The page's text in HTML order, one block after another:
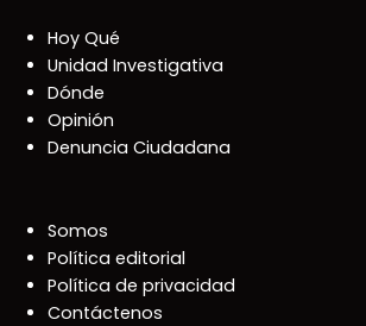
Hoy Qué
Unidad Investigativa
Dónde
Opinión
Denuncia Ciudadana
Somos
Política editorial
Política de privacidad
Contáctenos